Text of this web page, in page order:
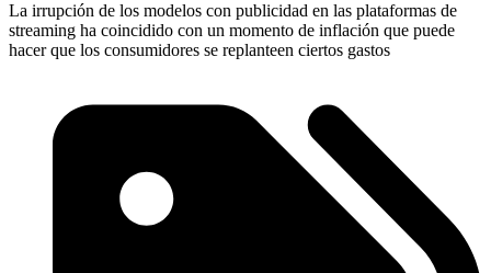
La irrupción de los modelos con publicidad en las plataformas de
streaming ha coincidido con un momento de inflación que puede
hacer que los consumidores se replanteen ciertos gastos